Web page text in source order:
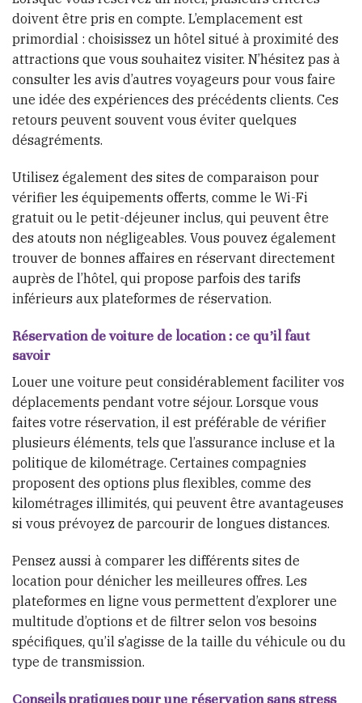
doivent être pris en compte. L’emplacement est
primordial : choisissez un hôtel situé à proximité des
attractions que vous souhaitez visiter. N’hésitez pas à
consulter les avis d’autres voyageurs pour vous faire
une idée des expériences des précédents clients. Ces
retours peuvent souvent vous éviter quelques
désagréments.
Utilisez également des sites de comparaison pour
vérifier les équipements offerts, comme le Wi-Fi
gratuit ou le petit-déjeuner inclus, qui peuvent être
des atouts non négligeables. Vous pouvez également
trouver de bonnes affaires en réservant directement
auprès de l’hôtel, qui propose parfois des tarifs
inférieurs aux plateformes de réservation.
Réservation de voiture de location : ce qu’il faut
savoir
Louer une voiture peut considérablement faciliter vos
déplacements pendant votre séjour. Lorsque vous
faites votre réservation, il est préférable de vérifier
plusieurs éléments, tels que l’assurance incluse et la
politique de kilométrage. Certaines compagnies
proposent des options plus flexibles, comme des
kilométrages illimités, qui peuvent être avantageuses
si vous prévoyez de parcourir de longues distances.
Pensez aussi à comparer les différents sites de
location pour dénicher les meilleures offres. Les
plateformes en ligne vous permettent d’explorer une
multitude d’options et de filtrer selon vos besoins
spécifiques, qu’il s’agisse de la taille du véhicule ou du
type de transmission.
Conseils pratiques pour une réservation sans stress